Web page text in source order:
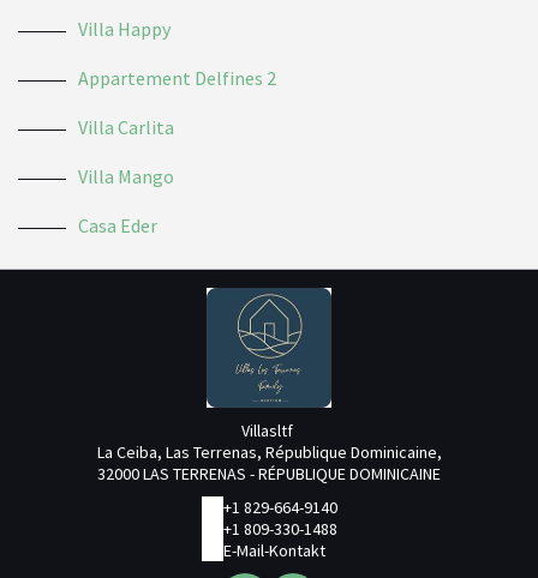
Villa Happy
Appartement Delfines 2
Villa Carlita
Villa Mango
Casa Eder
Villasltf
La Ceiba, Las Terrenas, République Dominicaine,
32000 LAS TERRENAS - RÉPUBLIQUE DOMINICAINE
+1 829-664-9140
+1 809-330-1488
E-Mail-Kontakt